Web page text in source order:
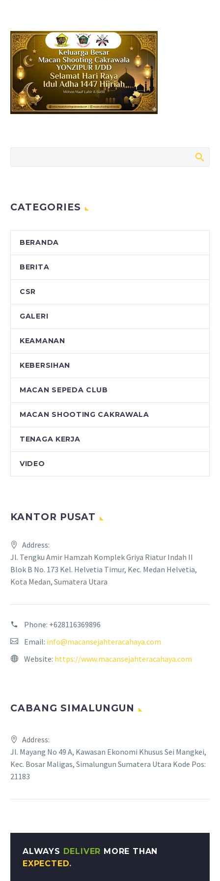
CATEGORIES
BERANDA
BERITA
CSR
GALERI
KEAMANAN
KEBERSIHAN
MACAN SEPEDA CLUB
MACAN SHOOTING CAKRAWALA
TENAGA KERJA
VIDEO
KANTOR PUSAT
Address:
Jl. Tengku Amir Hamzah Komplek Griya Riatur Indah II
Blok B No. 173 Kel. Helvetia Timur, Kec. Medan Helvetia,
Kota Medan, Sumatera Utara
Phone: +628116369896
Email: info@macansejahteracahaya.com
Website: https://www.macansejahteracahaya.com
CABANG SIMALUNGUN
Address:
Jl. Mayang No 49 A, Kawasan Ekonomi Khusus Sei Mangkei,
Kec. Bosar Maligas, Simalungun Sumatera Utara Kode Pos:
21183
ALWAYS DELIVER MORE THAN
EXPECTED.